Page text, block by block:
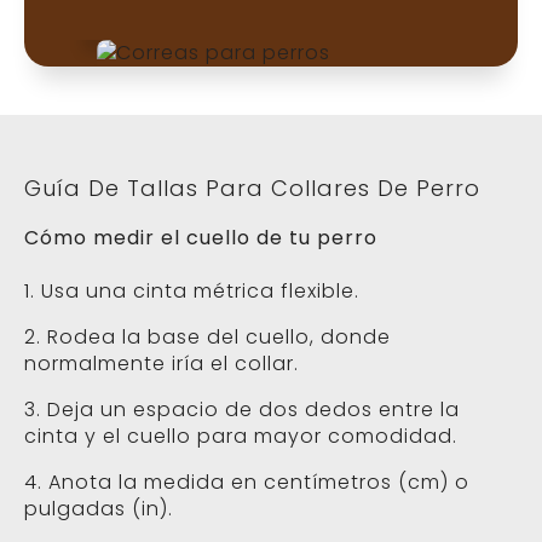
Guía De Tallas Para Collares De Perro
Cómo medir el cuello de tu perro
1. Usa una cinta métrica flexible.
2. Rodea la base del cuello, donde
normalmente iría el collar.
3. Deja un espacio de dos dedos entre la
cinta y el cuello para mayor comodidad.
4. Anota la medida en centímetros (cm) o
pulgadas (in).